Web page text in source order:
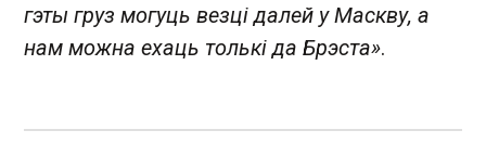
гэты груз могуць везці далей у Маскву, а
нам можна ехаць толькі да Брэста».